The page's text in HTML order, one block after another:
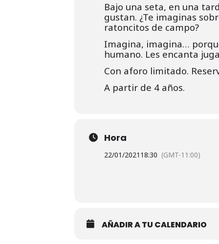
Bajo una seta, en una
gustan. ¿Te imaginas
ratoncitos de campo?
Imagina, imagina…
humano. Les encanta
Con aforo limitado.
A partir de 4 años.
Hora
22/01/2021 18:30 (GMT-11:00)
AÑADIR A TU CALENDARIO